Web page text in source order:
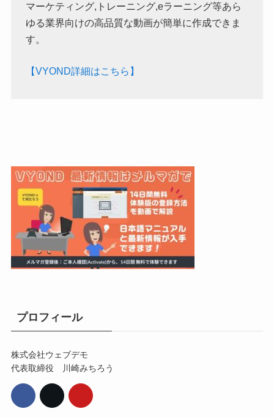
マーケティング,トレーニング,eラーニング等あら
ゆる業界向けの高品質な動画が簡単に作成できま
す。
【VYOND詳細はこちら】
プロフィール
株式会社ウェブデモ
代表取締役 川崎みちろう